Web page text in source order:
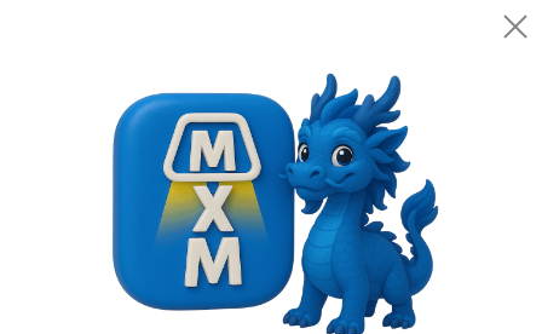
Открыть
Категории Светильники
Люстры